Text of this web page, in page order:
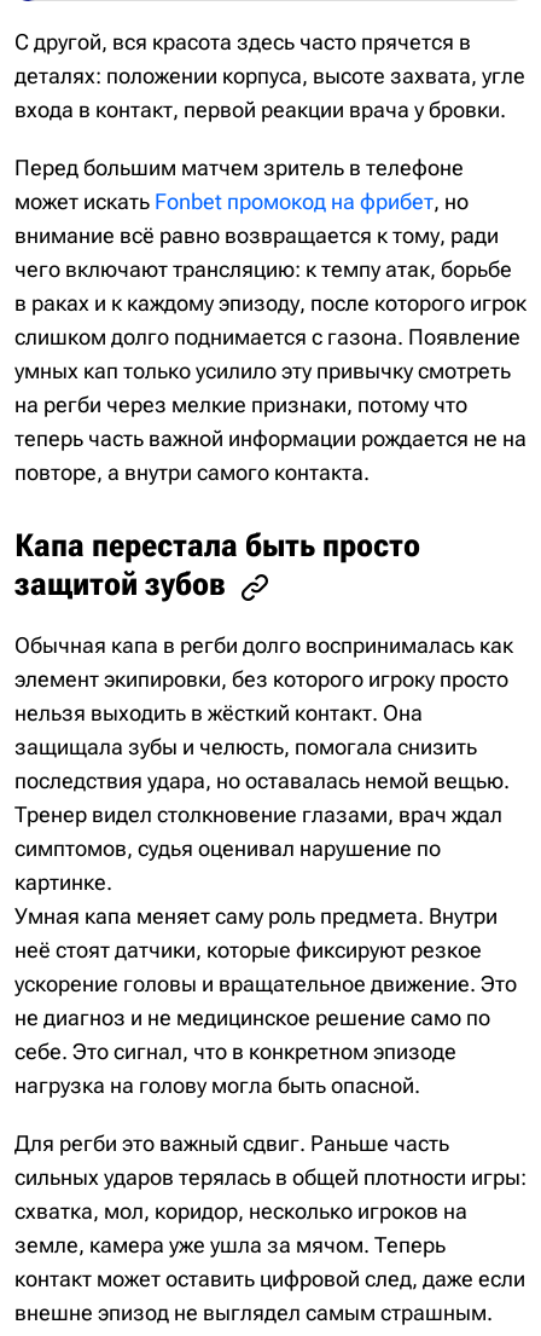
С другой, вся красота здесь часто прячется в
деталях: положении корпуса, высоте захвата, угле
входа в контакт, первой реакции врача у бровки.
Перед большим матчем зритель в телефоне
может искать Fonbet промокод на фрибет, но
внимание всё равно возвращается к тому, ради
чего включают трансляцию: к темпу атак, борьбе
в раках и к каждому эпизоду, после которого игрок
слишком долго поднимается с газона. Появление
умных кап только усилило эту привычку смотреть
на регби через мелкие признаки, потому что
теперь часть важной информации рождается не на
повторе, а внутри самого контакта.
Капа перестала быть просто
защитой зубов
Обычная капа в регби долго воспринималась как
элемент экипировки, без которого игроку просто
нельзя выходить в жёсткий контакт. Она
защищала зубы и челюсть, помогала снизить
последствия удара, но оставалась немой вещью.
Тренер видел столкновение глазами, врач ждал
симптомов, судья оценивал нарушение по
картинке.
Умная капа меняет саму роль предмета. Внутри
неё стоят датчики, которые фиксируют резкое
ускорение головы и вращательное движение. Это
не диагноз и не медицинское решение само по
себе. Это сигнал, что в конкретном эпизоде
нагрузка на голову могла быть опасной.
Для регби это важный сдвиг. Раньше часть
сильных ударов терялась в общей плотности игры:
схватка, мол, коридор, несколько игроков на
земле, камера уже ушла за мячом. Теперь
контакт может оставить цифровой след, даже если
внешне эпизод не выглядел самым страшным.